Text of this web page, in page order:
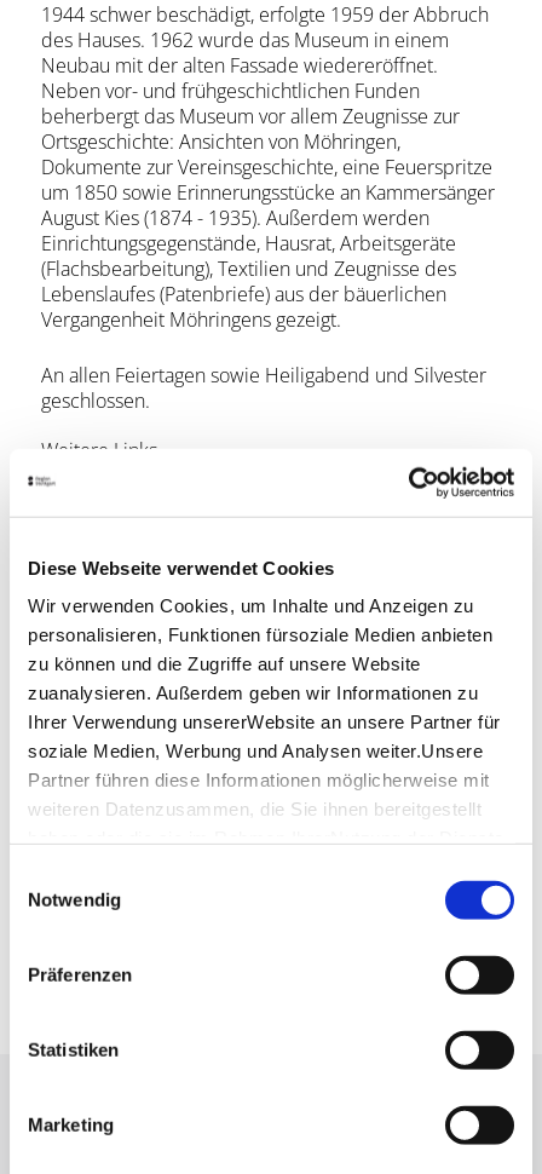
Diese Webseite verwendet Cookies
Wir verwenden Cookies, um Inhalte und Anzeigen zu
personalisieren, Funktionen fürsoziale Medien anbieten
zu können und die Zugriffe auf unsere Website
zuanalysieren. Außerdem geben wir Informationen zu
Ihrer Verwendung unsererWebsite an unsere Partner für
soziale Medien, Werbung und Analysen weiter.Unsere
Partner führen diese Informationen möglicherweise mit
weiteren Datenzusammen, die Sie ihnen bereitgestellt
Impressum
Notwendig
Präferenzen
Statistiken
Marketing
1944 schwer beschädigt, erfolgte 1959 der Abbruch
des Hauses. 1962 wurde das Museum in einem
Neubau mit der alten Fassade wiedereröffnet.
Neben vor- und frühgeschichtlichen Funden
beherbergt das Museum vor allem Zeugnisse zur
Ortsgeschichte: Ansichten von Möhringen,
Dokumente zur Vereinsgeschichte, eine Feuerspritze
um 1850 sowie Erinnerungsstücke an Kammersänger
August Kies (1874 - 1935). Außerdem werden
Einrichtungsgegenstände, Hausrat, Arbeitsgeräte
(Flachsbearbeitung), Textilien und Zeugnisse des
Lebenslaufes (Patenbriefe) aus der bäuerlichen
Vergangenheit Möhringens gezeigt.
An allen Feiertagen sowie Heiligabend und Silvester
geschlossen.
Weitere Links
Zur Website des Heimatmuseums Möhringen
Lage & Kontakt
Heimatmuseum Möhringen
Filderbahnstraße 29
70567 Stuttgart
Veranstalter: Heimatmuseum Möhringen
Planen Sie Ihre Anreise
Verkehrs- und Tarifverbund Stuttgart GmbH
Fahrplanauskunft des VVS
Deutsche Bahn AG
Google Maps Route
Lassen Sie sich inspirieren!